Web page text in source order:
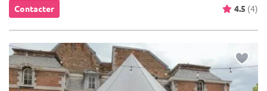
Contacter 4.5 (4)